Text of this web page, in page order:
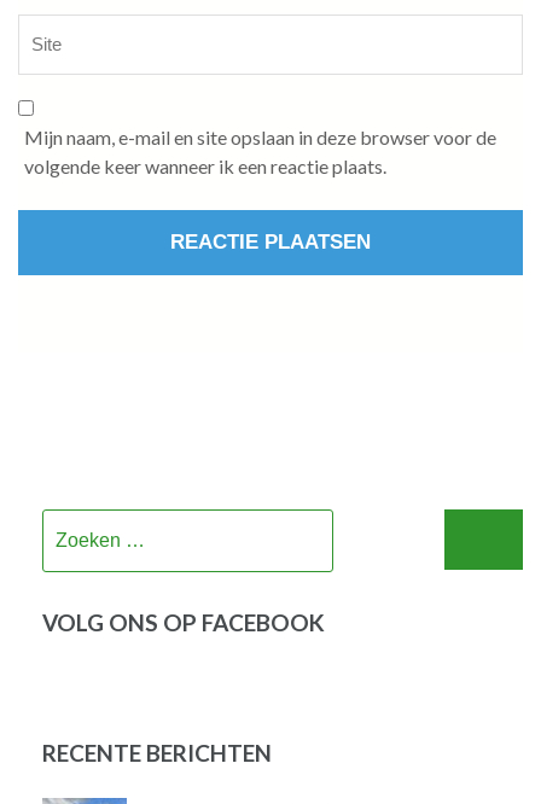
Mijn naam, e-mail en site opslaan in deze browser voor de
volgende keer wanneer ik een reactie plaats.
VOLG ONS OP FACEBOOK
RECENTE BERICHTEN